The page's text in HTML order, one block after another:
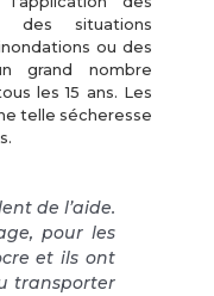
des situations
ou des
grand nombre
les 15 ans. Les
telle sécheresse
de l’aide.
pour les
et ils ont
transporter